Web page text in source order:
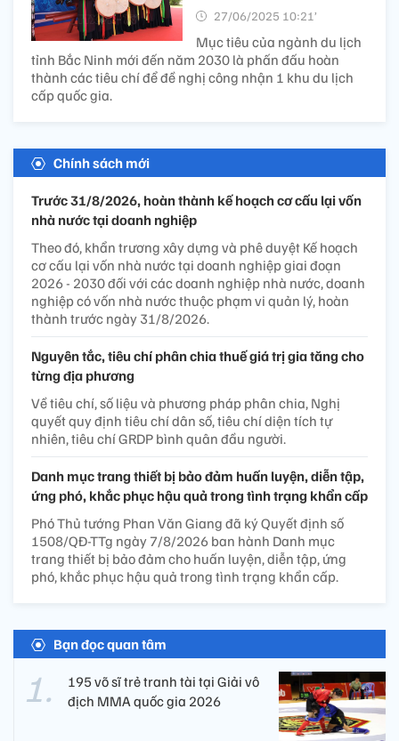
27/06/2025 10:21’
Mục tiêu của ngành du lịch
tỉnh Bắc Ninh mới đến năm 2030 là phấn đấu hoàn
thành các tiêu chí để đề nghị công nhận 1 khu du lịch
cấp quốc gia.
Chính sách mới
Trước 31/8/2026, hoàn thành kế hoạch cơ cấu lại vốn
nhà nước tại doanh nghiệp
Theo đó, khẩn trương xây dựng và phê duyệt Kế hoạch
cơ cấu lại vốn nhà nước tại doanh nghiệp giai đoạn
2026 - 2030 đối với các doanh nghiệp nhà nước, doanh
nghiệp có vốn nhà nước thuộc phạm vi quản lý, hoàn
thành trước ngày 31/8/2026.
Nguyên tắc, tiêu chí phân chia thuế giá trị gia tăng cho
từng địa phương
Về tiêu chí, số liệu và phương pháp phân chia, Nghị
quyết quy định tiêu chí dân số, tiêu chí diện tích tự
nhiên, tiêu chí GRDP bình quân đầu người.
Danh mục trang thiết bị bảo đảm huấn luyện, diễn tập,
ứng phó, khắc phục hậu quả trong tình trạng khẩn cấp
Phó Thủ tướng Phan Văn Giang đã ký Quyết định số
1508/QĐ-TTg ngày 7/8/2026 ban hành Danh mục
trang thiết bị bảo đảm cho huấn luyện, diễn tập, ứng
phó, khắc phục hậu quả trong tình trạng khẩn cấp.
Bạn đọc quan tâm
195 võ sĩ trẻ tranh tài tại Giải vô
địch MMA quốc gia 2026